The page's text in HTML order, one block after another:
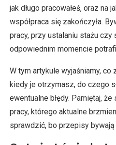
jak długo pracowałeś, oraz na
współpraca się zakończyła.
pracy, przy ustalaniu stażu czy
odpowiednim momencie
W tym artykule wyjaśniamy, co
kiedy je otrzymasz, do czego
ewentualne błędy. Pamiętaj,
pracy, którego aktualne
sprawdzić, bo przepisy